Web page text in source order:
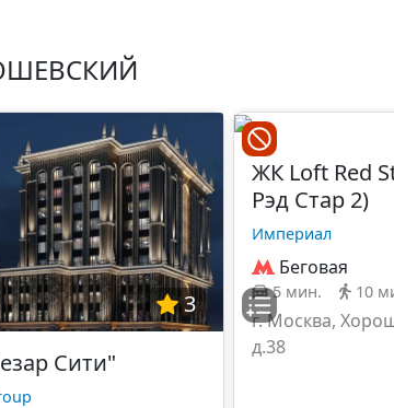
3
Сити"
ЖК Loft Red
Рэд Стар 2)
Империал
Беговая
5 мин. 10
г. Москва,
д.38